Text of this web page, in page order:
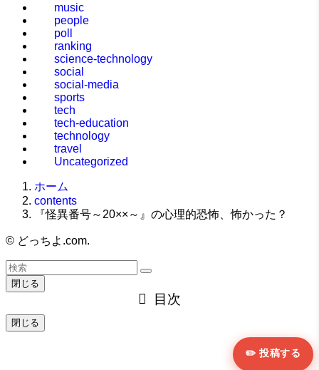
music
people
poll
ranking
science-technology
social
social-media
sports
tech
tech-education
technology
travel
Uncategorized
ホーム
contents
『怪異番号～20××～』の心理的恐怖、怖かった？
© どっちよ.com.
閉じる
目次
閉じる
✏️ 投稿する